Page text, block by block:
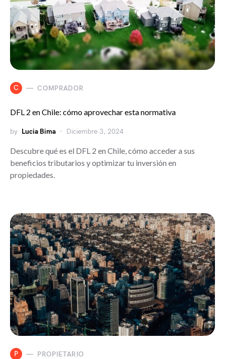
C COMPRADOR
DFL 2 en Chile: cómo aprovechar esta normativa
by Lucia Bima Diciembre 3, 2024
Descubre qué es el DFL 2 en Chile, cómo acceder a sus
beneficios tributarios y optimizar tu inversión en
propiedades.
P PROPIETARIO